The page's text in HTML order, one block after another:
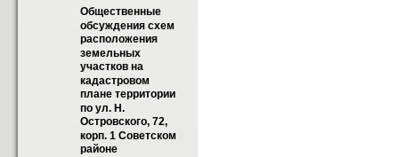
Общественные
обсуждения схем
расположения
земельных
участков на
кадастровом
плане территории
по ул. Н.
Островского, 72,
корп. 1 Советском
районе